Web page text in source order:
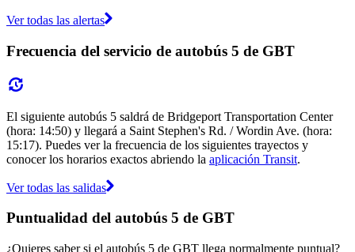
Ver todas las alertas
Frecuencia del servicio de autobús 5 de GBT
El siguiente autobús 5 saldrá de Bridgeport Transportation Center
(hora: 14:50) y llegará a Saint Stephen's Rd. / Wordin Ave. (hora:
15:17). Puedes ver la frecuencia de los siguientes trayectos y
conocer los horarios exactos abriendo la aplicación Transit.
Ver todas las salidas
Puntualidad del autobús 5 de GBT
¿Quieres saber si el autobús 5 de GBT llega normalmente puntual?